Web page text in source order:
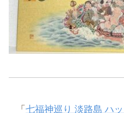
「 七福神巡り 淡路島 ハ